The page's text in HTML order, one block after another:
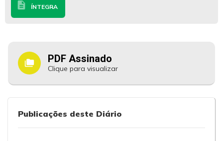
description ÍNTEGRA
folder_copy PDF Assinado
Clique para visualizar
Publicações deste Diário